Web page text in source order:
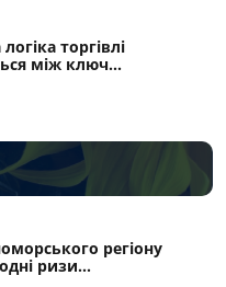
торгівлі
між ключ...
регіону
ризи...